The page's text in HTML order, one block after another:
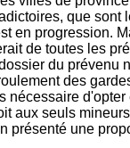
que sont
en progression.
de toutes les
du prévenu
des
nécessaire
aux seuls
présenté une